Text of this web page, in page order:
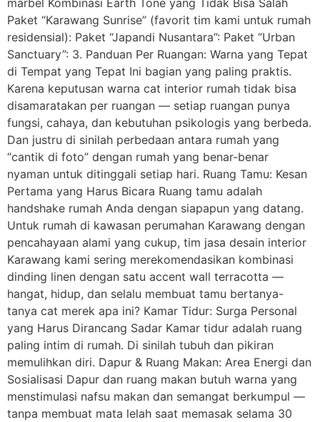
marbel Kombinasi Earth Tone yang Tidak Bisa Salah
Paket “Karawang Sunrise” (favorit tim kami untuk rumah
residensial): Paket “Japandi Nusantara”: Paket “Urban
Sanctuary”: 3. Panduan Per Ruangan: Warna yang Tepat
di Tempat yang Tepat Ini bagian yang paling praktis.
Karena keputusan warna cat interior rumah tidak bisa
disamaratakan per ruangan — setiap ruangan punya
fungsi, cahaya, dan kebutuhan psikologis yang berbeda.
Dan justru di sinilah perbedaan antara rumah yang
“cantik di foto” dengan rumah yang benar-benar
nyaman untuk ditinggali setiap hari. Ruang Tamu: Kesan
Pertama yang Harus Bicara Ruang tamu adalah
handshake rumah Anda dengan siapapun yang datang.
Untuk rumah di kawasan perumahan Karawang dengan
pencahayaan alami yang cukup, tim jasa desain interior
Karawang kami sering merekomendasikan kombinasi
dinding linen dengan satu accent wall terracotta —
hangat, hidup, dan selalu membuat tamu bertanya-
tanya cat merek apa ini? Kamar Tidur: Surga Personal
yang Harus Dirancang Sadar Kamar tidur adalah ruang
paling intim di rumah. Di sinilah tubuh dan pikiran
memulihkan diri. Dapur & Ruang Makan: Area Energi dan
Sosialisasi Dapur dan ruang makan butuh warna yang
menstimulasi nafsu makan dan semangat berkumpul —
tanpa membuat mata lelah saat memasak selama 30